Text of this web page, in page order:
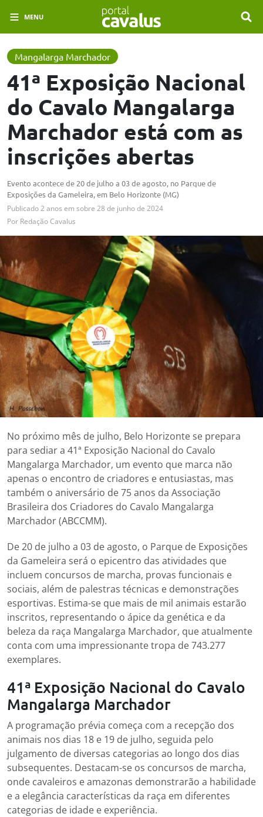
MENU
Mangalarga Marchador
41ª Exposição Nacional
do Cavalo Mangalarga
Marchador está com as
inscrições abertas
Evento acontece de 20 de julho a 03 de agosto, no Parque de
Exposições da Gameleira, em Belo Horizonte (MG)
Publicado2 anos em sobre 28 de junho de 2024
Por Redação Cavalus
No próximo mês de julho, Belo Horizonte se prepara
para sediar a 41ª Exposição Nacional do Cavalo
Mangalarga Marchador, um evento que marca não
apenas o encontro de criadores e entusiastas, mas
também o aniversário de 75 anos da Associação
Brasileira dos Criadores do Cavalo Mangalarga
Marchador (ABCCMM).
De 20 de julho a 03 de agosto, o Parque de Exposições
da Gameleira será o epicentro das atividades que
incluem concursos de marcha, provas funcionais e
sociais, além de palestras técnicas e demonstrações
esportivas. Estima-se que mais de mil animais estarão
inscritos, representando o ápice da genética e da
beleza da raça Mangalarga Marchador, que atualmente
conta com uma impressionante tropa de 743.277
exemplares.
41ª Exposição Nacional do Cavalo
Mangalarga Marchador
A programação prévia começa com a recepção dos
animais nos dias 18 e 19 de julho, seguida pelo
julgamento de diversas categorias ao longo dos dias
subsequentes. Destacam-se os concursos de marcha,
onde cavaleiros e amazonas demonstrarão a habilidade
e a elegância características da raça em diferentes
categorias de idade e experiência.